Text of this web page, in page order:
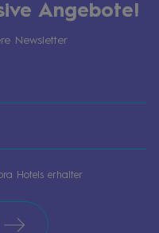
Angebote!
Newsletter
Hotels erhalter